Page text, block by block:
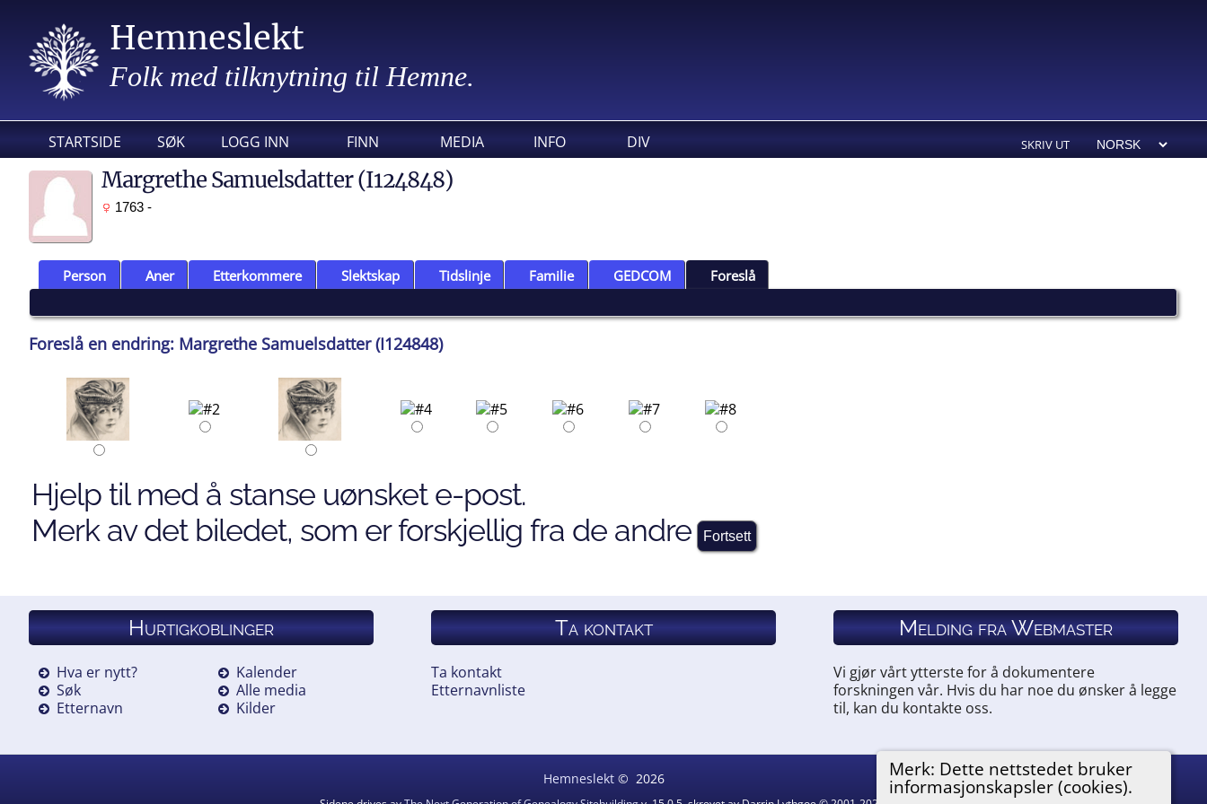
Hemneslekt
Folk med tilknytning til Hemne.
STARTSIDE SØK LOGG INN FINN MEDIA INFO DIV SKRIV UT
Merk: Dette nettstedet bruker
informasjonskapsler (cookies).
Margrethe Samuelsdatter (I124848)
1763 -
Person Aner Etterkommere Slektskap Tidslinje Familie GEDCOM Foreslå
Foreslå en endring: Margrethe Samuelsdatter (I124848)
Hjelp til med å stanse uønsket e-post.
Merk av det biledet, som er forskjellig fra de andre
Hurtigkoblinger
Hva er nytt?
Søk
Etternavn
Kalender
Alle media
Kilder
Ta kontakt
Ta kontakt
Etternavnliste
Melding fra Webmaster
Vi gjør vårt ytterste for å dokumentere
forskningen vår. Hvis du har noe du ønsker å legge
til, kan du kontakte oss.
Hemneslekt© 2026